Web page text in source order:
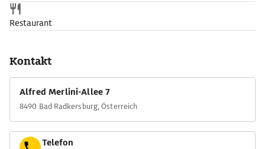
Restaurant
Kontakt
Alfred Merlini-Allee 7
8490 Bad Radkersburg, Österreich
Telefon